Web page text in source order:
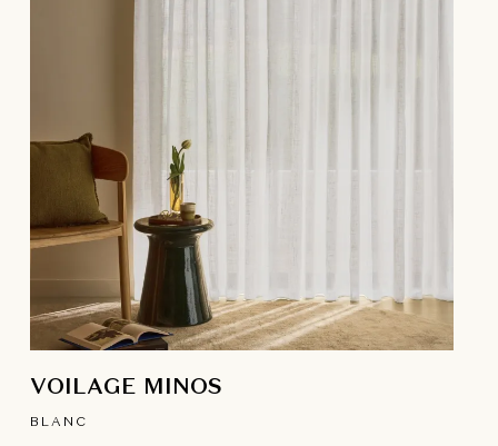
VOILAGE MINOS
BLANC